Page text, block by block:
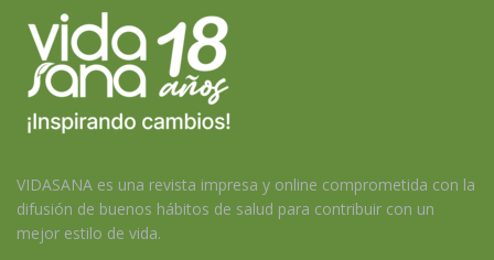
VIDASANA es una revista impresa y online comprometida con la
difusión de buenos hábitos de salud para contribuir con un
mejor estilo de vida.